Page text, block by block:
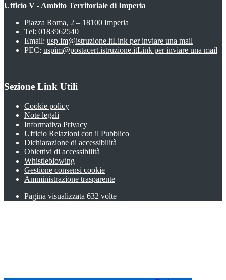
Ufficio V - Ambito Territoriale di Imperia
Piazza Roma, 2 – 18100 Imperia
Tel: 0183962540
Email: usp.im@istruzione.itLink per inviare una mail
PEC: uspim@postacert.istruzione.itLink per inviare una mail
Sezione Link Utili
Cookie policy
Note legali
Informativa Privacy
Ufficio Relazioni con il Pubblico
Dichiarazione di accessibilità
Obiettivi di accessibilità
Whistleblowing
Gestione consensi cookie
Amministrazione trasparente
Pagina visualizzata 632 volte